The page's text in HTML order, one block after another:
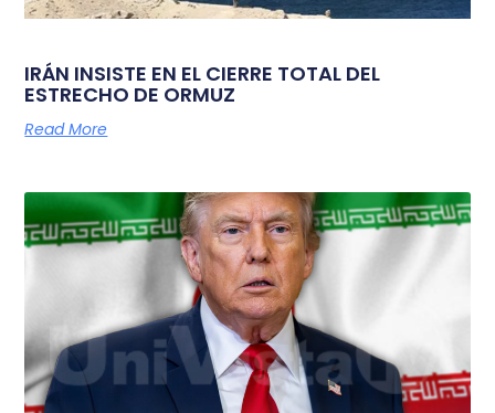
IRÁN INSISTE EN EL CIERRE TOTAL DEL
ESTRECHO DE ORMUZ
Read More